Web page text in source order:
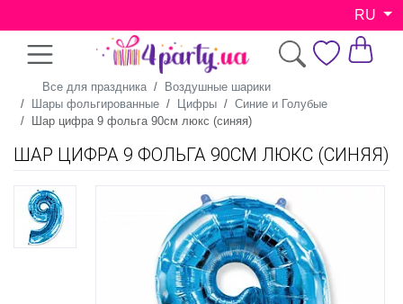
RU
Все для праздника
Воздушные шарики
Шары фольгированные
Цифры
Синие и Голубые
Шар цифра 9 фольга 90см люкс (синяя)
ШАР ЦИФРА 9 ФОЛЬГА 90СМ ЛЮКС (СИНЯЯ)